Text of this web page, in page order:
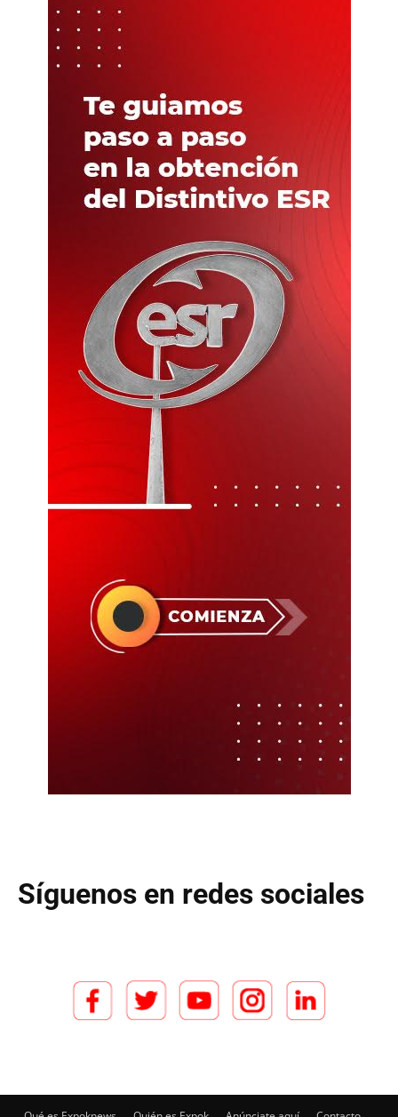
Síguenos en redes sociales